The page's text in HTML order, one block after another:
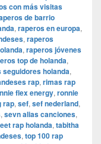
con más visitas
de barrio
, raperos en europa,
, raperos
, raperos jóvenes
top de holanda,
holanda,
rap, rimas rap
flex energy, ronnie
rap, sef, sef nederland,
, sevn alias canciones,
rap holanda, tabitha
, top 100 rap